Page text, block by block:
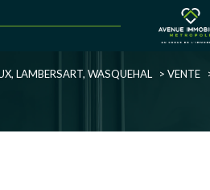
Voir les
LAMBERSART, WASQUEHAL VENTE